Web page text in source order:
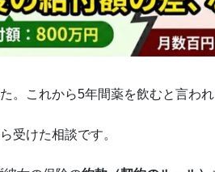
。これから5年間薬を飲むと言わ
受けた相談です。